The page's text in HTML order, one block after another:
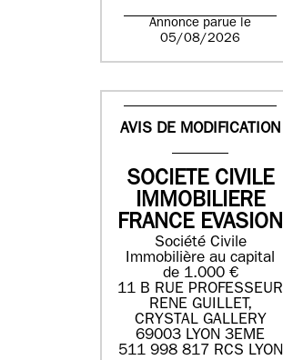
Annonce parue le
05/08/2026
AVIS DE MODIFICATION
SOCIETE CIVILE
IMMOBILIERE
FRANCE EVASION
Société Civile
Immobilière au capital
de 1.000 €
11 B RUE PROFESSEUR
RENE GUILLET,
CRYSTAL GALLERY
69003 LYON 3EME
511 998 817 RCS LYON